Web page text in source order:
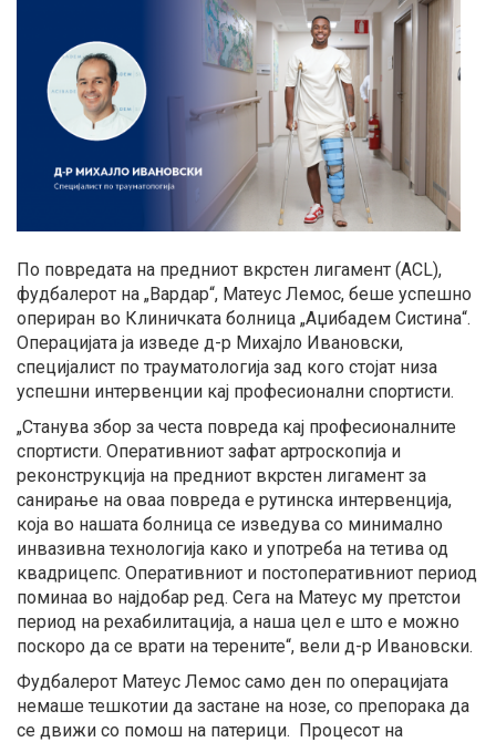
По повредата на предниот вкрстен лигамент (ACL),
фудбалерот на „Вардар“, Матеус Лемос, беше успешно
опериран во Клиничката болница „Аџибадем Систина“.
Операцијата ја изведе д-р Михајло Ивановски,
специјалист по трауматологија зад кого стојат низа
успешни интервенции кај професионални спортисти.
„Станува збор за честа повреда кај професионалните
спортисти. Оперативниот зафат артроскопија и
реконструкција на предниот вкрстен лигамент за
санирање на оваа повреда е рутинска интервенција,
која во нашата болница се изведува со минимално
инвазивна технологија како и употреба на тетива од
квадрицепс. Оперативниот и постоперативниот период
поминаа во најдобар ред. Сега на Матеус му претстои
период на рехабилитација, а наша цел е што е можно
поскоро да се врати на терените“, вели д-р Ивановски.
Фудбалерот Матеус Лемос само ден по операцијата
немаше тешкотии да застане на нозе, со препорака да
се движи со помош на патерици. Процесот на